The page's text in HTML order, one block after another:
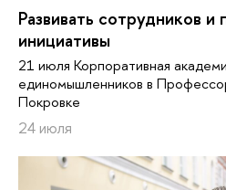
Развивать сотрудников
инициативы
21 июля Корпоративная
единомышленников в
Покровке
24 июля